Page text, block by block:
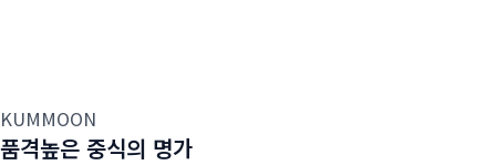
KUMMOON
품격높은 중식의 명가